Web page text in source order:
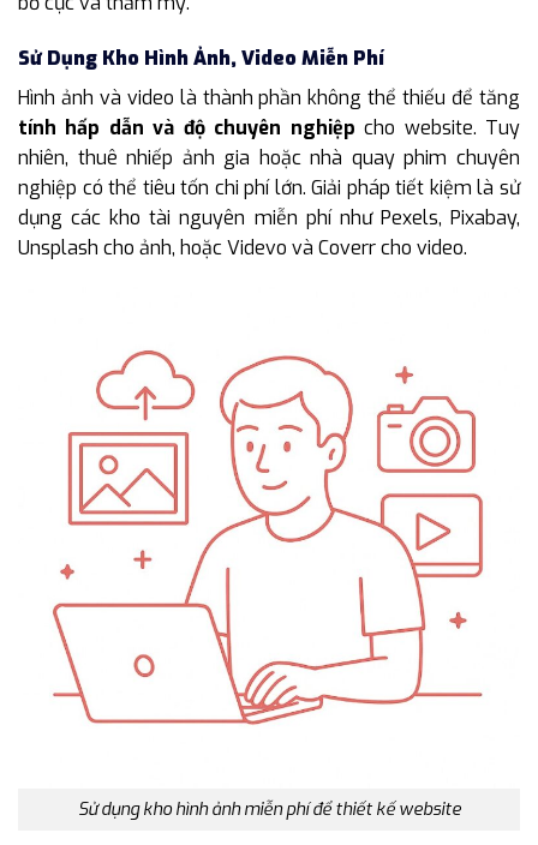
Sử Dụng Kho Hình Ảnh, Video Miễn Phí
Hình ảnh và video là thành phần không thể thiếu để tăng
tính hấp dẫn và độ chuyên nghiệp cho website. Tuy
nhiên, thuê nhiếp ảnh gia hoặc nhà quay phim chuyên
nghiệp có thể tiêu tốn chi phí lớn. Giải pháp tiết kiệm là sử
dụng các kho tài nguyên miễn phí như Pexels, Pixabay,
Unsplash cho ảnh, hoặc Videvo và Coverr cho video.
Sử dụng kho hình ảnh miễn phí để thiết kế website